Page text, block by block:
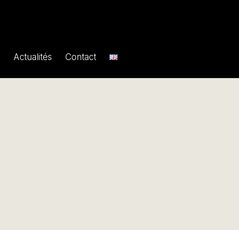
Actualités Contact